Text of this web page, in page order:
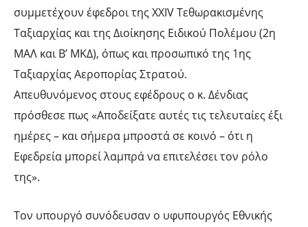
συμμετέχουν έφεδροι της XXIV Τεθωρακισμένης
Ταξιαρχίας και της Διοίκησης Ειδικού Πολέμου (2η
ΜΑΛ και Β’ ΜΚΔ), όπως και προσωπικό της 1ης
Ταξιαρχίας Αεροπορίας Στρατού.
Απευθυνόμενος στους εφέδρους ο κ. Δένδιας
πρόσθεσε πως «Αποδείξατε αυτές τις τελευταίες έξι
ημέρες – και σήμερα μπροστά σε κοινό – ότι η
Εφεδρεία μπορεί λαμπρά να επιτελέσει τον ρόλο
της».
Τον υπουργό συνόδευσαν ο υφυπουργός Εθνικής